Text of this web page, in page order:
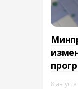
8 августа